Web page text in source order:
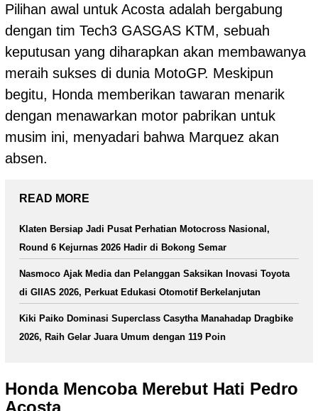
Pilihan awal untuk Acosta adalah bergabung
dengan tim Tech3 GASGAS KTM, sebuah
keputusan yang diharapkan akan membawanya
meraih sukses di dunia MotoGP. Meskipun
begitu, Honda memberikan tawaran menarik
dengan menawarkan motor pabrikan untuk
musim ini, menyadari bahwa Marquez akan
absen.
READ MORE
Klaten Bersiap Jadi Pusat Perhatian Motocross Nasional,
Round 6 Kejurnas 2026 Hadir di Bokong Semar
Nasmoco Ajak Media dan Pelanggan Saksikan Inovasi Toyota
di GIIAS 2026, Perkuat Edukasi Otomotif Berkelanjutan
Kiki Paiko Dominasi Superclass Casytha Manahadap Dragbike
2026, Raih Gelar Juara Umum dengan 119 Poin
Honda Mencoba Merebut Hati Pedro